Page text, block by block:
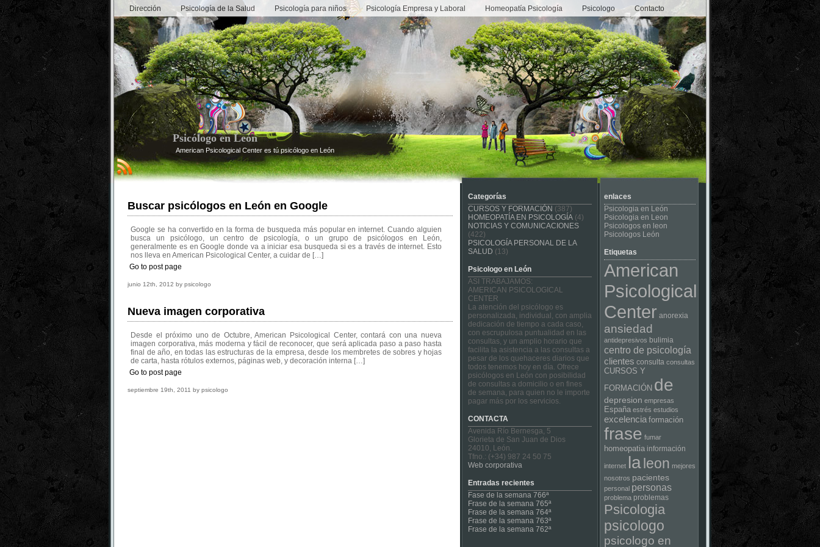
Dirección Psicología de la Salud Psicología para niños Psicología Empresa y Laboral Homeopatía Psicología Psicologo Contacto
Psicólogo en León
American Psicological Center es tú psicólogo en León
Buscar psicólogos en León en Google
Google se ha convertido en la forma de busqueda más popular en internet. Cuando alguien
busca un psicólogo, un centro de psicología, o un grupo de psicólogos en León,
generalmente es en Google donde va a iniciar esa busqueda si es a través de internet. Esto
nos lleva en American Psicological Center, a cuidar de […]
Go to post page
junio 12th, 2012 by psicologo
Nueva imagen corporativa
Desde el próximo uno de Octubre, American Psicological Center, contará con una nueva
imagen corporativa, más moderna y fácil de reconocer, que será aplicada paso a paso hasta
final de año, en todas las estructuras de la empresa, desde los membretes de sobres y hojas
de carta, hasta rótulos externos, páginas web, y decoración interna […]
Go to post page
septiembre 19th, 2011 by psicologo
Categorías
CURSOS Y FORMACIÓN (387)
HOMEOPATÍA EN PSICOLOGÍA (4)
NOTICIAS Y COMUNICACIONES
(422)
PSICOLOGÍA PERSONAL DE LA
SALUD (13)
Psicologo en León
ASI TRABAJAMOS:
AMERICAN PSICOLOGICAL
CENTER
La atención del psicólogo es
personalizada, individual, con amplia
dedicación de tiempo a cada caso,
con escrupulosa puntualidad en las
consultas, y un amplio horario que
facilita la asistencia a las consultas a
pesar de los quehaceres diarios que
todos tenemos hoy en día. Ofrece
psicólogos en León con posibilidad
de consultas a domicilio o en fines
de semana, para quien no le importe
pagar más por los servicios.
CONTACTA
Avenida Río Bernesga, 5
Glorieta de San Juan de Dios
24010, León.
Tfno.: (+34) 987 24 50 75
Web corporativa
Entradas recientes
Fase de la semana 766ª
Frase de la semana 765ª
Frase de la semana 764ª
Frase de la semana 763ª
Frase de la semana 762ª
enlaces
Psicologia en León
Psicologia en Leon
Psicologos en leon
Psicologos León
Etiquetas
American
Psicological
Center anorexia
ansiedad
antidepresivos bulimia
centro de psicología
clientes consulta consultas
CURSOS Y
FORMACIÓN de
depresion empresas
España estrés estudios
excelencia formación
frase fumar
homeopatia información
internet laleon mejores
nosotros pacientes
personal personas
problema problemas
Psicologia
psicologo
psicologo en